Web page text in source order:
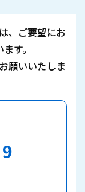
、ご要望にお
す。
願いいたしま